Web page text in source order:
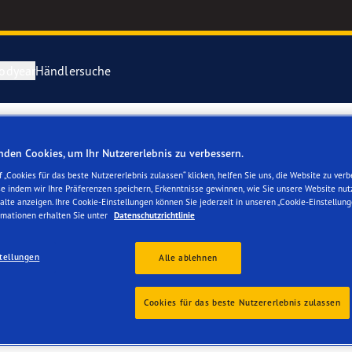
Sie einen Platten
Blimp UltraGrip
Händlersuche
Cookies, um Ihr Nutzererlebnis zu verbessern.
„Cookies für das beste Nutzererlebnis zulassen“ klicken, helfen Sie uns, die Website zu
indem wir Ihre Präferenzen speichern, Erkenntnisse gewinnen, wie Sie unsere Website
anzeigen. Ihre Cookie-Einstellungen können Sie jederzeit in unseren „Cookie-
erhalten Sie unter Datenschutzrichtlinie
Alle ablehnen
Cookies für das beste Nutzererlebnis zulassen